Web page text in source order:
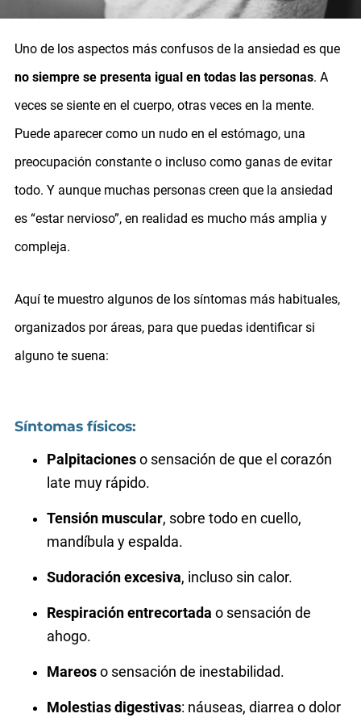
Uno de los aspectos más confusos de la ansiedad es que
no siempre se presenta igual en todas las personas. A
veces se siente en el cuerpo, otras veces en la mente.
Puede aparecer como un nudo en el estómago, una
preocupación constante o incluso como ganas de evitar
todo. Y aunque muchas personas creen que la ansiedad
es “estar nervioso”, en realidad es mucho más amplia y
compleja.
Aquí te muestro algunos de los síntomas más habituales,
organizados por áreas, para que puedas identificar si
alguno te suena:
Síntomas físicos:
Palpitacioneso sensación de que el corazón
late muy rápido.
Tensión muscular, sobre todo en cuello,
mandíbula y espalda.
Sudoración excesiva, incluso sin calor.
Respiración entrecortada o sensación de
ahogo.
Mareoso sensación de inestabilidad.
Molestias digestivas: náuseas, diarrea o dolor